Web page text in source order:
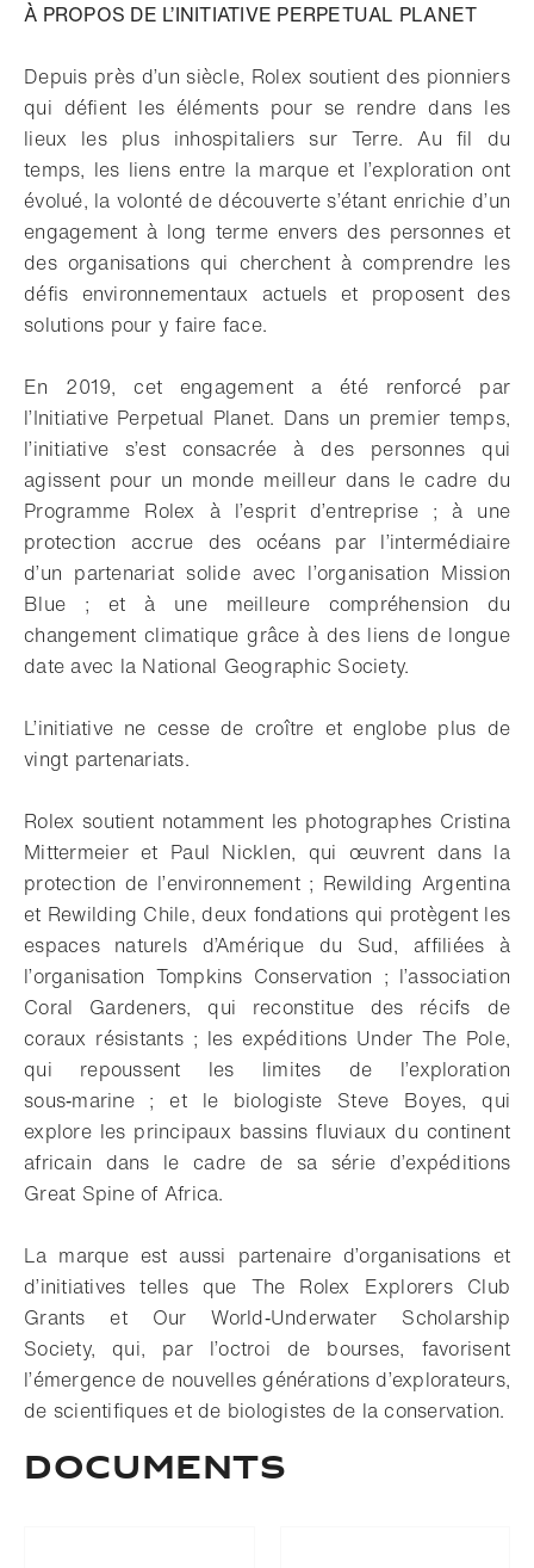
À PROPOS DE L’INITIATIVE PERPETUAL PLANET
Depuis près d’un siècle, Rolex soutient des pionniers
qui défient les éléments pour se rendre dans les
lieux les plus inhospitaliers sur Terre. Au fil du
temps, les liens entre la marque et l’exploration ont
évolué, la volonté de découverte s’étant enrichie d’un
engagement à long terme envers des personnes et
des organisations qui cherchent à comprendre les
défis environnementaux actuels et proposent des
solutions pour y faire face.
En 2019, cet engagement a été renforcé par
l’Initiative Perpetual Planet. Dans un premier temps,
l’initiative s’est consacrée à des personnes qui
agissent pour un monde meilleur dans le cadre du
Programme Rolex à l’esprit d’entreprise ; à une
protection accrue des océans par l’intermédiaire
d’un partenariat solide avec l’organisation Mission
Blue ; et à une meilleure compréhension du
changement climatique grâce à des liens de longue
date avec la National Geographic Society.
L’initiative ne cesse de croître et englobe plus de
vingt partenariats.
Rolex soutient notamment les photographes Cristina
Mittermeier et Paul Nicklen, qui œuvrent dans la
protection de l’environnement ; Rewilding Argentina
et Rewilding Chile, deux fondations qui protègent les
espaces naturels d’Amérique du Sud, affiliées à
l’organisation Tompkins Conservation ; l’association
Coral Gardeners, qui reconstitue des récifs de
coraux résistants ; les expéditions Under The Pole,
qui repoussent les limites de l’exploration
sous‑marine ; et le biologiste Steve Boyes, qui
explore les principaux bassins fluviaux du continent
africain dans le cadre de sa série d’expéditions
Great Spine of Africa.
La marque est aussi partenaire d’organisations et
d’initiatives telles que The Rolex Explorers Club
Grants et Our World‑Underwater Scholarship
Society, qui, par l’octroi de bourses, favorisent
l’émergence de nouvelles générations d’explorateurs,
de scientifiques et de biologistes de la conservation.
Documents